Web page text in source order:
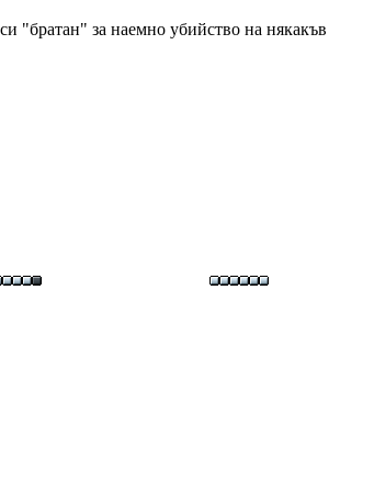
"братан" за наемно убийство на някакъв